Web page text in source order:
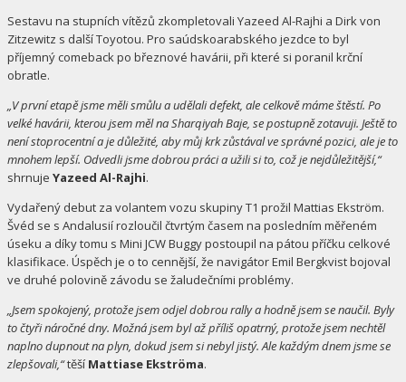
Sestavu na stupních vítězů zkompletovali Yazeed Al-Rajhi a Dirk von
Zitzewitz s další Toyotou. Pro saúdskoarabského jezdce to byl
příjemný comeback po březnové havárii, při které si poranil krční
obratle.
„V první etapě jsme měli smůlu a udělali defekt, ale celkově máme štěstí. Po
velké havárii, kterou jsem měl na Sharqiyah Baje, se postupně zotavuji. Ještě to
není stoprocentní a je důležité, aby můj krk zůstával ve správné pozici, ale je to
mnohem lepší. Odvedli jsme dobrou práci a užili si to, což je nejdůležitější,“
shrnuje Yazeed Al-Rajhi.
Vydařený debut za volantem vozu skupiny T1 prožil Mattias Ekström.
Švéd se s Andalusií rozloučil čtvrtým časem na posledním měřeném
úseku a díky tomu s Mini JCW Buggy postoupil na pátou příčku celkové
klasifikace. Úspěch je o to cennější, že navigátor Emil Bergkvist bojoval
ve druhé polovině závodu se žaludečními problémy.
„Jsem spokojený, protože jsem odjel dobrou rally a hodně jsem se naučil. Byly
to čtyři náročné dny. Možná jsem byl až příliš opatrný, protože jsem nechtěl
naplno dupnout na plyn, dokud jsem si nebyl jistý. Ale každým dnem jsme se
zlepšovali,“těší Mattiase Ekströma.